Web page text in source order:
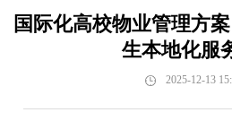
国际化高校物业管理方
生本地化服
2025-12-13